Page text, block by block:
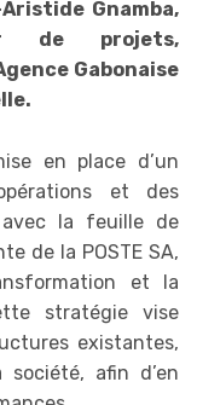
Gnamba,
de projets,
Gabonaise
en place d’un
et des
avec la feuille de
de la POSTE SA,
et la
stratégie vise
existantes,
afin d’en